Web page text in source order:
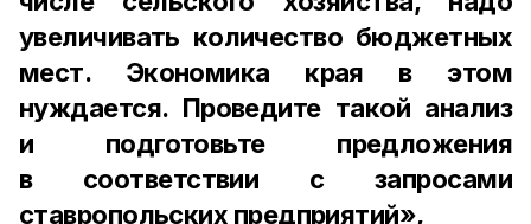
увеличивать количество бюджетных
мест. Экономика края в этом
нуждается. Проведите такой анализ
и подготовьте предложения
в соответствии с запросами
ставропольских предприятий»,